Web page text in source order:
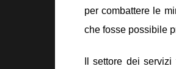
per combattere le
che fosse possibile
Il settore dei